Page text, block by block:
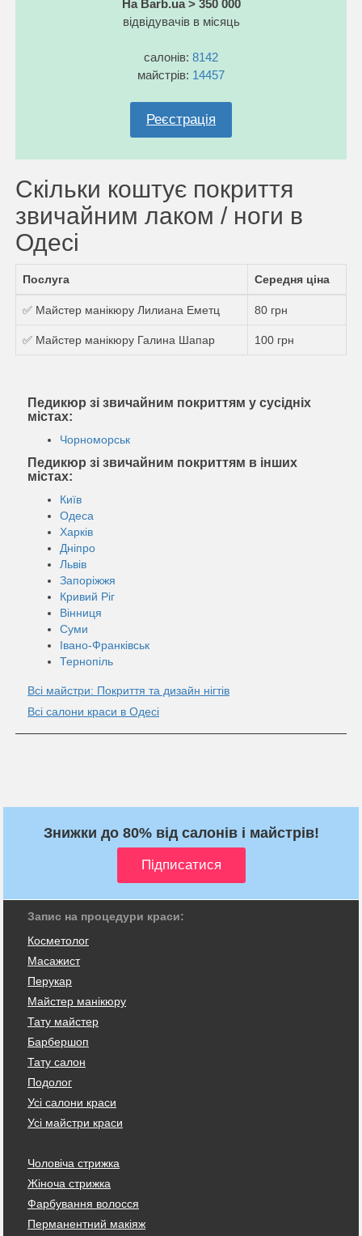
На Barb.ua > 350 000
відвідувачів в місяць
салонів: 8142
майстрів: 14457
Реєстрація
Скільки коштує покриття
звичайним лаком / ноги в
Одесі
Послуга Середня ціна
✅ Майстер манікюру Лилиана Еметц 80 грн
✅ Майстер манікюру Галина Шапар 100 грн
Педикюр зі звичайним покриттям у сусідніх
містах:
Чорноморськ
Педикюр зі звичайним покриттям в інших
містах:
Київ
Одеса
Харків
Дніпро
Львів
Запоріжжя
Кривий Ріг
Вінниця
Суми
Івано-Франківськ
Тернопіль
Всі майстри: Покриття та дизайн нігтів
Всі салони краси в Одесі
Знижки до 80% від салонів і майстрів!
Запис на процедури краси:
Косметолог
Масажист
Перукар
Майстер манікюру
Тату майстер
Барбершоп
Тату салон
Подолог
Усі салони краси
Усі майстри краси
Чоловіча стрижка
Жіноча стрижка
Фарбування волосся
Перманентний макіяж